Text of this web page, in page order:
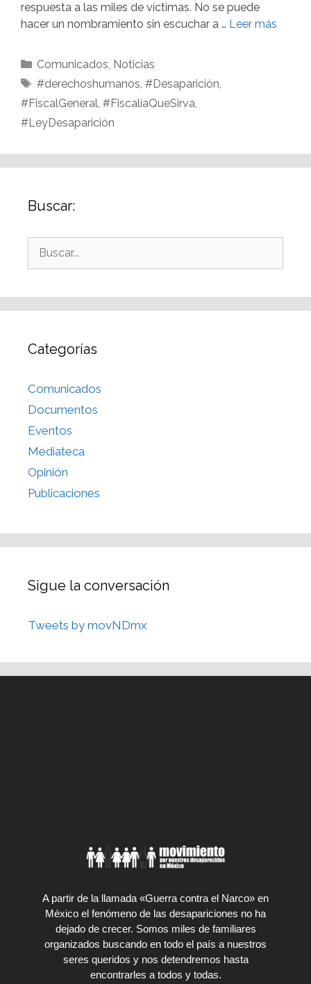
respuesta a las miles de víctimas. No se puede
hacer un nombramiento sin escuchar a … Leer más
Comunicados, Noticias
#derechoshumanos, #Desaparición,
#FiscalGeneral, #FiscalíaQueSirva,
#LeyDesaparición
Buscar:
Categorías
Comunicados
Documentos
Eventos
Mediateca
Opinión
Publicaciones
Sigue la conversación
Tweets by movNDmx
A partir de la llamada «Guerra contra el Narco» en
México el fenómeno de las desapariciones no ha
dejado de crecer. Somos miles de familiares
organizados buscando en todo el país a nuestros
seres queridos y nos detendremos hasta
encontrarles a todos y todas.